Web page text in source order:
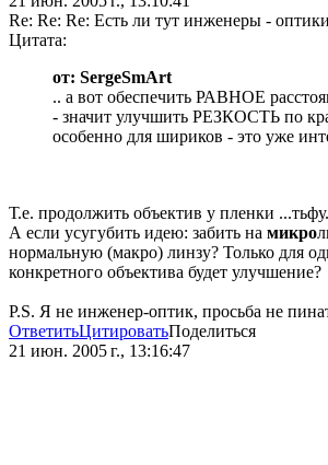
Re: Re: Re: Есть ли тут инженеры -
Цитата:
от: SergeSmArt
.. а вот обеспечить РАВНОЕ
- значит улучшить РЕЗКОСТЬ по
особенно для шириков - это уже
Т.е. продолжить объектив у пленки
А если усугубить идею: забить на микро
нормальную (макро) линзу? Только для
конкретного объектива будет улучшение?
P.S. Я не инженер-оптик, просьба не
ОтветитьЦитироватьПоделиться
21 июн. 2005 г., 13:16:47